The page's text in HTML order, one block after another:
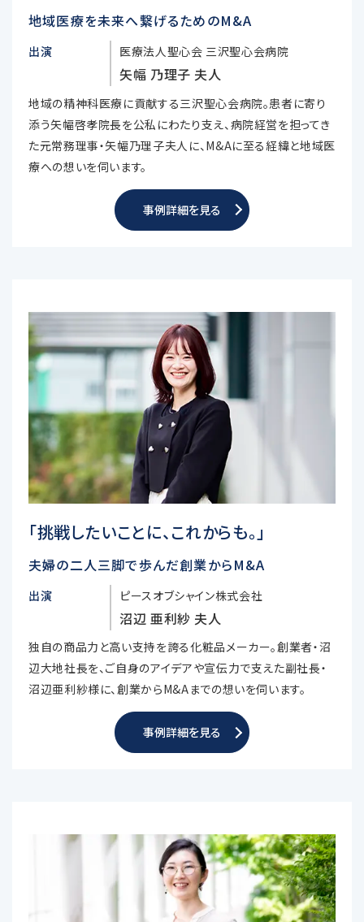
地域医療を未来へ繋げるためのM&A
出演 医療法人聖心会 三沢聖心会病院
矢幅 乃理子 夫人
地域の精神科医療に貢献する三沢聖心会病院。患者に寄り
添う矢幅啓孝院長を公私にわたり支え、病院経営を担ってき
た元常務理事・矢幅乃理子夫人に、M&Aに至る経緯と地域医
療への想いを伺います。
事例詳細を見る
「挑戦したいことに、これからも。」
夫婦の二人三脚で歩んだ創業からM&A
出演 ピースオブシャイン株式会社
沼辺 亜利紗 夫人
独自の商品力と高い支持を誇る化粧品メーカー。創業者・沼
辺大地社長を、ご自身のアイデアや宣伝力で支えた副社長・
沼辺亜利紗様に、創業からM&Aまでの想いを伺います。
事例詳細を見る